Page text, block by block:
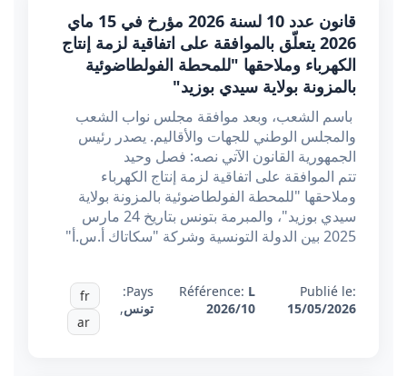
قانون عدد 10 لسنة 2026 مؤرخ في 15 ماي
2026 يتعلّق بالموافقة على اتفاقية لزمة إنتاج
الكهرباء وملاحقها "للمحطة الفولطاضوئية
بالمزونة بولاية سيدي بوزيد"
باسم الشعب، وبعد موافقة مجلس نواب الشعب
والمجلس الوطني للجهات والأقاليم. يصدر رئيس
الجمهورية القانون الآتي نصه: فصل وحيد
تتم الموافقة على اتفاقية لزمة إنتاج الكهرباء
وملاحقها "للمحطة الفولطاضوئية بالمزونة بولاية
سيدي بوزيد"، والمبرمة بتونس بتاريخ 24 مارس
2025 بين الدولة التونسية وشركة "سكاتاك أ.س.أ"
Publié le:
15/05/2026
Référence: L
2026/10
Pays:
تونس,
fr
ar